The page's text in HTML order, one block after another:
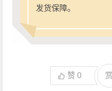
发货保障。
赞0 赏